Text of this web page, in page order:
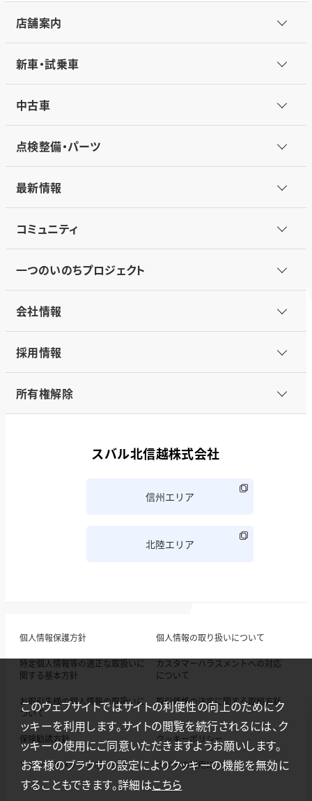
店舗案内
新車・試乗車
中古車
点検整備・パーツ
最新情報
コミュニティ
一つのいのちプロジェクト
会社情報
採用情報
所有権解除
スバル北信越株式会社
信州エリア
北陸エリア
個人情報保護方針 個人情報の取り扱いについて
特定個人情報等の適正な取扱いに
関する基本方針
カスタマーハラスメントへの対応
について
お取引先様の個人情報の取扱いに
ついて
取引価格の決定に関する取組方針
保険勧誘方針 クッキーポリシー
ソーシャルメディアポリシー サイトの利用について
このウェブサイトではサイトの利便性の向上のためにク
ッキーを利用します。サイトの閲覧を続行されるには、ク
ッキーの使用にご同意いただきますようお願いします。
お客様のブラウザの設定によりクッキーの機能を無効に
することもできます。詳細はこちら